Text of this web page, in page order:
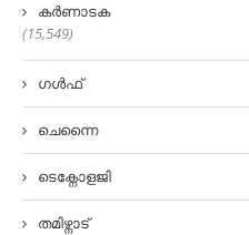
കർണാടക
(15,549)
ഗൾഫ്
ചെന്നൈ
ടെക്നോളജി
തമിഴ്നാട്